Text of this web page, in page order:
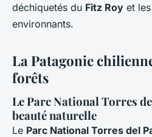
déchiquetés du Fitz Roy et
environnants.
La Patagonie
forêts
Le Parc National Torres
beauté naturelle
Le Parc National Torres del